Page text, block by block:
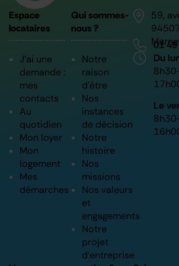
pour vous accompagner
informer à chaque
votre parcours
pour mieux vous
nouveaux salariés
pour vous accompagner
informer à chaque
votre parcours
pour mieux vous
nouveaux salariés
pour vous accompagner
informer à chaque
votre parcours
pour mieux vous
nouveaux salariés
Espace
locataires
J’ai une
demande :
mes
contacts
Au
quotidien
Mon loyer
Mon
logement
Mes
démarches
Qui sommes-
nous ?
Notre
raison
d’être
Nos
instances
de décision
Notre
histoire
Nos
missions
Nos valeurs
et
engagements
Notre
projet
d’entreprise
59,
01
Du
Le